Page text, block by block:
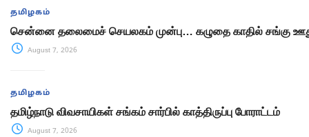
தமிழகம்
சென்னை தலைமைச் செயலகம் முன்பு… கழுதை காதில் சங்கு
August 7, 2026
தமிழகம்
தமிழ்நாடு விவசாயிகள் சங்கம் சார்பில் காத்திருப்பு போராட்டம்
August 7, 2026